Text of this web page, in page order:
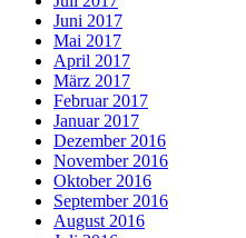
Juni 2017
Mai 2017
April 2017
März 2017
Februar 2017
Januar 2017
Dezember 2016
November 2016
Oktober 2016
September 2016
August 2016